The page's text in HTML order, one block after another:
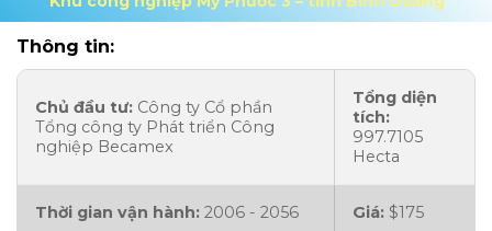
Thông tin:
Chủ đầu tư: Công ty Cổ phần
Tổng công ty Phát triển Công
nghiệp Becamex
Tổng diện
tích:
997.7105
Hecta
Thời gian vận hành: 2006 - 2056 Giá: $175